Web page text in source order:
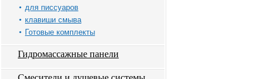
для писсуаров
клавиши смыва
Готовые комплекты
Гидромассажные панели